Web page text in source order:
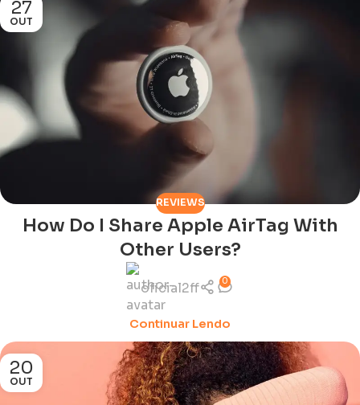
27
OUT
REVIEWS
How Do I Share Apple AirTag With
Other Users?
oficial2ff 0
Continuar Lendo
20
OUT